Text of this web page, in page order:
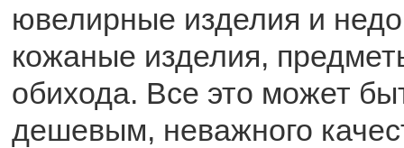
ювелирные изделия и
кожаные изделия,
обихода. Все это может
дешевым, неважного